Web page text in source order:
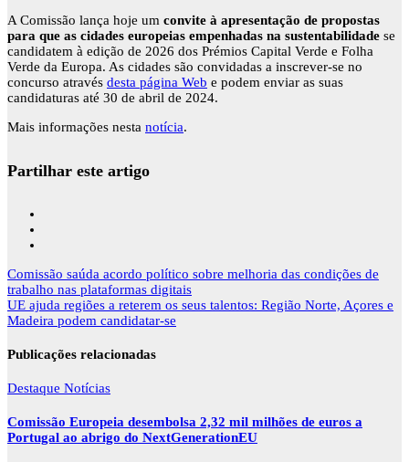
A Comissão lança hoje um convite à apresentação de propostas
para que as cidades europeias empenhadas na sustentabilidade se
candidatem à edição de 2026 dos Prémios Capital Verde e Folha
Verde da Europa. As cidades são convidadas a inscrever-se no
concurso através desta página Web e podem enviar as suas
candidaturas até 30 de abril de 2024.
Mais informações nesta notícia.
Partilhar este artigo
Navegação
de
artigos
Comissão saúda acordo político sobre melhoria das condições de
trabalho nas plataformas digitais
UE ajuda regiões a reterem os seus talentos: Região Norte, Açores e
Madeira podem candidatar-se
Publicações relacionadas
Destaque Notícias
Comissão Europeia desembolsa 2,32 mil milhões de euros a
Portugal ao abrigo do NextGenerationEU